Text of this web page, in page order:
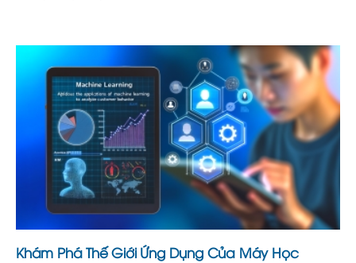
Khám Phá Thế Giới Ứng Dụng Của Máy Học